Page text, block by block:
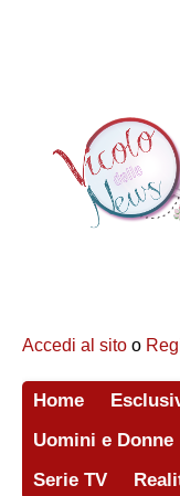
Accedi al sito o
Home
Uomini e Donne
Serie TV